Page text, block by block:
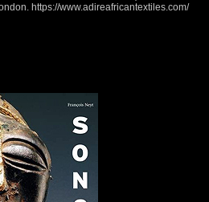
https://www.adireafricantextiles.com/